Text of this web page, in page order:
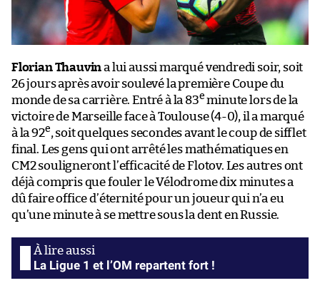
Florian Thauvina lui aussi marqué vendredi soir, soit
26 jours après avoir soulevé la première Coupe du
monde de sa carrière. Entré à la 83e minute lors de la
victoire de Marseille face à Toulouse (4-0), il a marqué
à la 92e, soit quelques secondes avant le coup de sifflet
final. Les gens qui ont arrêté les mathématiques en
CM2 souligneront l’efficacité de Flotov. Les autres ont
déjà compris que fouler le Vélodrome dix minutes a
dû faire office d’éternité pour un joueur qui n’a eu
qu’une minute à se mettre sous la dent en Russie.
La Ligue 1 et l’OM repartent fort !